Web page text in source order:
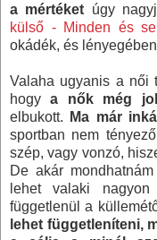
a mértéket úgy
külső - Minden és
okádék, és
Valaha ugyanis a női
hogya nők még
elbukott.
Ma már
sportban nem
szép, vagy vonzó,
De akár
lehet valaki
függetlenül a
lehet függetleníteni,